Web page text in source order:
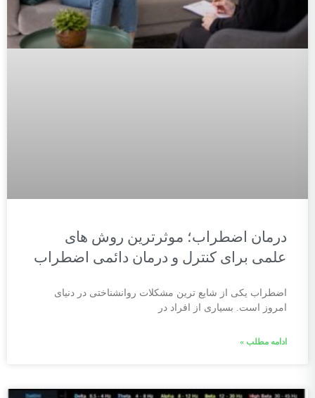
درمان اضطراب؛ موثرترین روش های
علمی برای کنترل و درمان دائمی اضطراب
اضطراب یکی از شایع ترین مشکلات روانشناختی در دنیای
امروز است. بسیاری از افراد در
ادامه مطلب »